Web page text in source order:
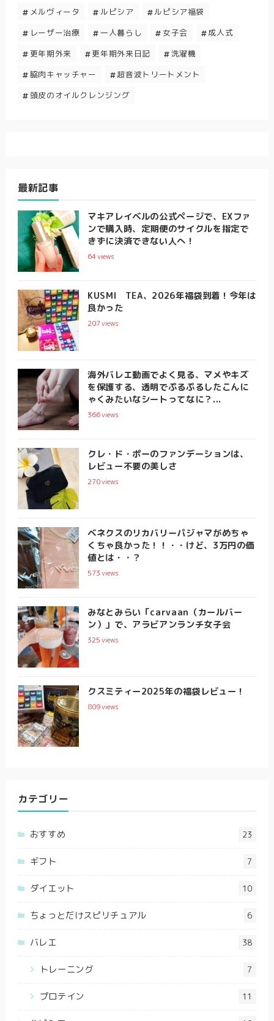
メルヴィータ
ルピシア
ルピシア福袋
レーザー治療
一人暮らし 女子会
成人式
更年期外来
更年期外来日記
洗濯機
脇肉キャッチャー
超音波トリートメント
頭皮のオイルクレンジング
最新記事
マキアレイベルの公式ページで、EXファ
ンで購入時、定期便のサイクルを指定で
きずに決済できない人へ！
64views
KUSMI TEA、2026年福袋到着！今年は
良かった
207views
海外バレエ動画でよく見る、マメやキズ
を保護する、透明でぷるぷるしたこんに
ゃくみたいなシートってなに？...
366views
クレ・ド・ポーのファンデーションは、
レビュー不要の美しさ
270views
ベネクスのリカバリーパジャマがめちゃ
くちゃ良かった！！・・けど、3万円の価
値とは・・？
573views
みなとみらい「carvaan（カールバー
ン）」で、アラビアンランチ女子会
325views
クスミティー2025年の福袋レビュー！
809views
カテゴリー
おすすめ 23
ギフト 7
ダイエット 10
ちょっとだけスピリチュアル 6
バレエ 38
トレーニング 7
プロテイン 11